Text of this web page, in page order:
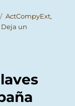
Categorías
ActCompyExt,
Deja un